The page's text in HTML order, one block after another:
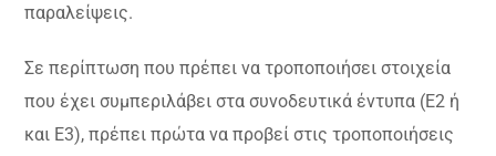
παραλείψεις.
Σε περίπτωση που πρέπει να τροποποιήσει στοιχεία
που έχει συμπεριλάβει στα συνοδευτικά έντυπα (Ε2 ή
και Ε3), πρέπει πρώτα να προβεί στις τροποποιήσεις